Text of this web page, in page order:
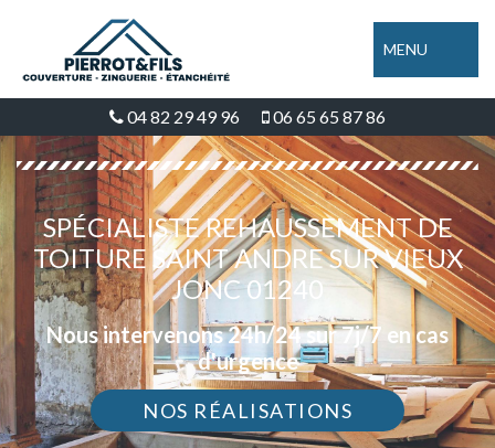
MENU
04 82 29 49 96 06 65 65 87 86
SPÉCIALISTE REHAUSSEMENT DE
TOITURE SAINT ANDRE SUR VIEUX
JONC 01240
Nous intervenons 24h/24 sur 7j/7 en cas
d'urgence
NOS RÉALISATIONS